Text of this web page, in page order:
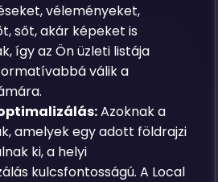
véleményeket,
sőt, akár képeket is
így az Ön üzleti listája
válik a
Azoknak a
amelyek egy adott földrajzi
ki, a helyi
kulcsfontosságú. A Local